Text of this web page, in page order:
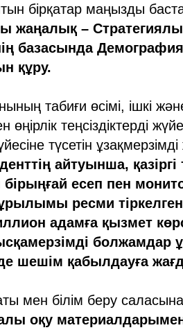
бірқатар маңызды
жаңалық –
базасында
құру.
табиғи өсімі, ішкі
теңсіздіктерді
түсетін
айтуынша,
есеп пен
ресми
адамға қызмет
болжамдар
шешім қабылдауға
мен білім беру
оқу